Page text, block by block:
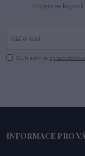
Můžete se
Souhlasím se zpracováním
INFORMACE PRO